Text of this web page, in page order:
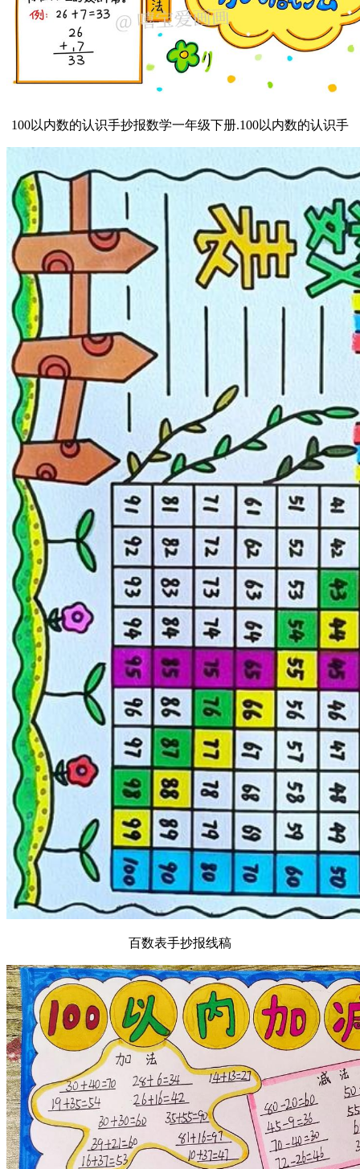
100以内数的认识手抄报数学一年级下册.100以内数的认识手
百数表手抄报线稿